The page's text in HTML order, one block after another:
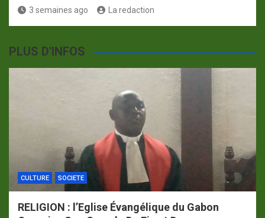
3 semaines ago La redaction
PLUS D'INFOS
CULTURE SOCIETE
RELIGION : l’Eglise Évangélique du Gabon